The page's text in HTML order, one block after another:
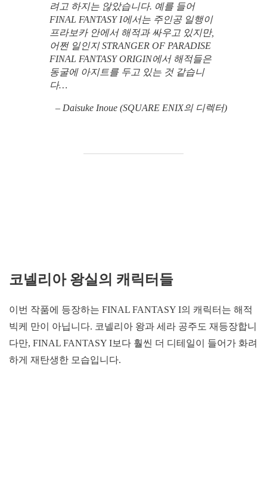
려고 하지는 않았습니다. 예를 들어
FINAL FANTASY I에서는 주인공 일행이
프라보카 안에서 해적과 싸우고 있지만,
어쩐 일인지 STRANGER OF PARADISE
FINAL FANTASY ORIGIN에서 해적들은
동굴에 아지트를 두고 있는 것 같습니
다…
– Daisuke Inoue (SQUARE ENIX의 디렉터)
코넬리아 왕실의 캐릭터들
이번 작품에 등장하는 FINAL FANTASY I의 캐릭터는 해적
빅케 만이 아닙니다. 코넬리아 왕과 세라 공주도 재등장합니
다만, FINAL FANTASY I보다 훨씬 더 디테일이 들어가 화려
하게 재탄생한 모습입니다.